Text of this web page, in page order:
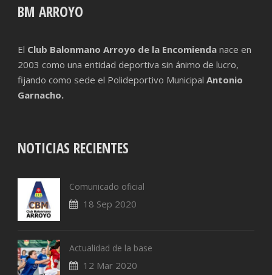
BM ARROYO
El Club Balonmano Arroyo de la Encomienda nace en
2003 como una entidad deportiva sin ánimo de lucro,
fijando como sede el Polideportivo Municipal Antonio
Garnacho.
NOTICIAS RECIENTES
Comunicado oficial
18 Sep 2020
Actualidad de la base
12 Mar 2020